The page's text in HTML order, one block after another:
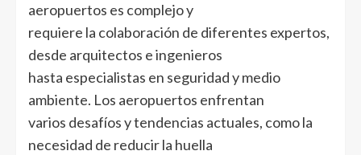
aeropuertos es complejo y
requiere la colaboración de diferentes expertos,
desde arquitectos e ingenieros
hasta especialistas en seguridad y medio
ambiente. Los aeropuertos enfrentan
varios desafíos y tendencias actuales, como la
necesidad de reducir la huella